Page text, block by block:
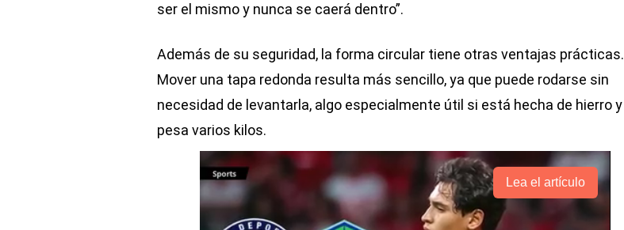
ser el mismo y nunca se caerá dentro”.
Además de su seguridad, la forma circular tiene otras ventajas prácticas.
Mover una tapa redonda resulta más sencillo, ya que puede rodarse sin
necesidad de levantarla, algo especialmente útil si está hecha de hierro y
pesa varios kilos.
Lea el artículo